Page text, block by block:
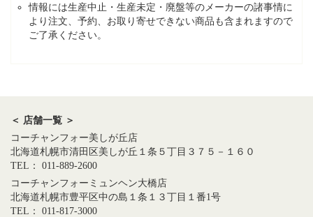
情報には生産中止・生産未定・廃盤等のメーカーの諸事情に
より注文、予約、お取り寄せできない商品も含まれますので
ご了承ください。
＜ 店舗一覧 ＞
コーチャンフォー美しが丘店
北海道札幌市清田区美しが丘１条５丁目３７５－１６０
TEL： 011-889-2600
コーチャンフォーミュンヘン大橋店
北海道札幌市豊平区中の島１条１３丁目１番1号
TEL： 011-817-3000